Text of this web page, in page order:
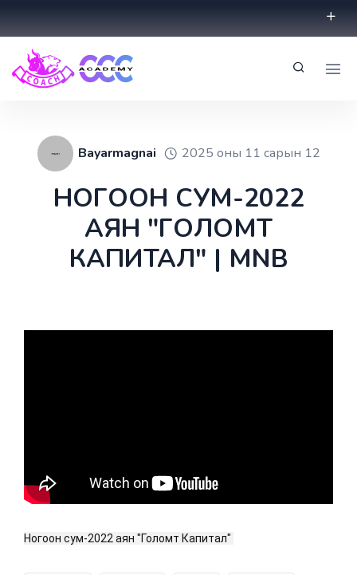
Bayarmagnai 2025 оны 11 сарын 12
НОГООН СУМ-2022
АЯН "ГОЛОМТ
КАПИТАЛ" | MNB
Ногоон сум-2022 аян "Голомт Капитал"